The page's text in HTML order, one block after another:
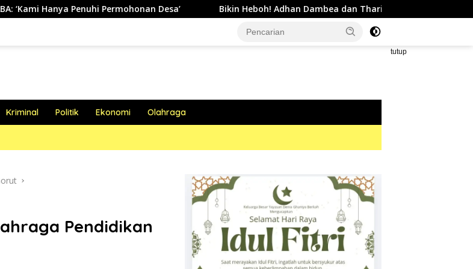
Desa’ Bikin Heboh! Adhan Dambea dan Thariq Modanggu Bertemu Hingga Larut Malam
tutup
Kriminal Politik Ekonomi Olahraga
Pendidikan